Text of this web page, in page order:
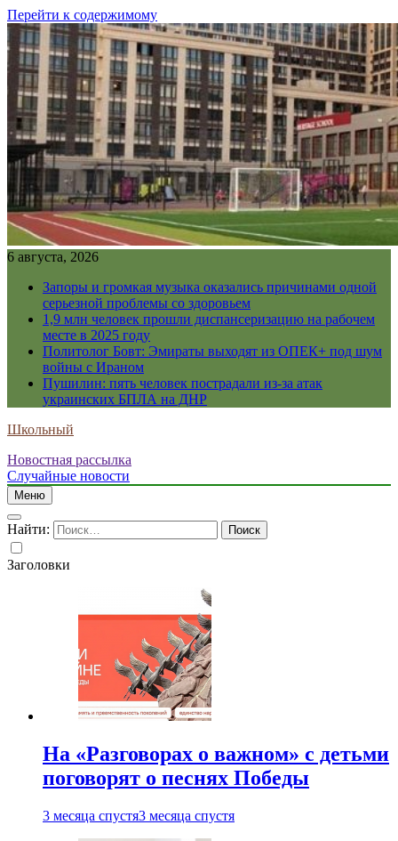
Перейти к содержимому
6 августа, 2026
Запоры и громкая музыка оказались причинами одной
серьезной проблемы со здоровьем
1,9 млн человек прошли диспансеризацию на рабочем
месте в 2025 году
Политолог Бовт: Эмираты выходят из ОПЕК+ под шум
войны с Ираном
Пушилин: пять человек пострадали из-за атак
украинских БПЛА на ДНР
Школьный
Новостная рассылка
Случайные новости
Меню
Найти:
Заголовки
На «Разговорах о важном» с детьми
поговорят о песнях Победы
3 месяца спустя3 месяца спустя